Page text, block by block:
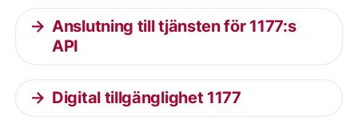
Anslutning till tjänsten för 1177:s
API
Digital tillgänglighet 1177